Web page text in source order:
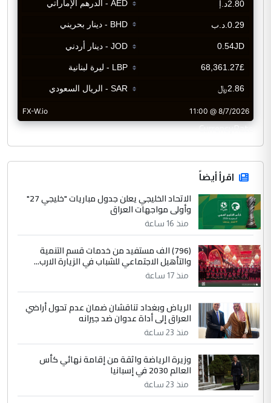
CurrencyRate
اقرأ أيضاً
الاتحاد الخليجي يعلن جدول مباريات "خليجي 27"
وأولى مواجهات العراق
منذ 16 ساعة
(796) الف مستفيد من خدمات قسم التنمية
والتأهيل الاجتماعي للشباب في الزيارة الارب...
منذ 17 ساعة
الرياض وبغداد تناقشان ضمان عدم تحول أراضي
العراق إلى أداة عدوان ضد جيرانه
منذ 23 ساعة
وزيرة الرياضة واثقة من إقامة نهائي كأس
العالم 2030 في إسبانيا
منذ 23 ساعة